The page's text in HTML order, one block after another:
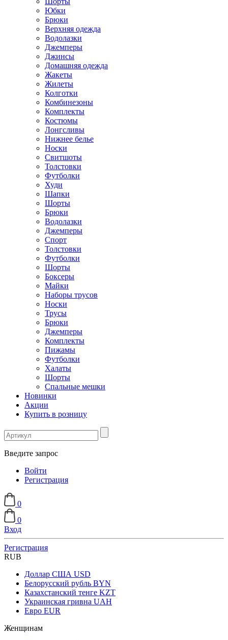
Юбки
Брюки
Верхняя одежда
Водолазки
Джемперы
Джинсы
Домашняя одежда
Жакеты
Жилеты
Колготки
Комбинезоны
Комплекты
Костюмы
Лонгсливы
Нижнее белье
Носки
Свитшоты
Толстовки
Футболки
Худи
Шапки
Шорты
Брюки
Водолазки
Джемперы
Спорт
Толстовки
Футболки
Шорты
Боксеры
Майки
Наборы трусов
Носки
Трусы
Брюки
Джемперы
Комплекты
Пижамы
Футболки
Халаты
Шорты
Спальные мешки
Новинки
Акции
Купить в розницу
Введите запрос
Войти
Регистрация
0
0
Вход
Регистрация
RUB
Доллар США USD
Белорусский рубль BYN
Казахстанский тенге KZT
Украинская гривна UAH
Евро EUR
Женщинам